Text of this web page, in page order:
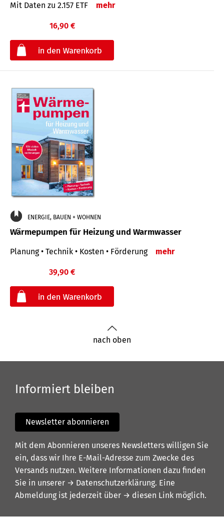
Mit Daten zu 2.157 ETF mehr
16,90 €
ENERGIE, BAUEN + WOHNEN
Wärmepumpen für Heizung und Warmwasser
Planung • Technik • Kosten • Förderung mehr
39,90 €
nach oben
Informiert bleiben
Newsletter abonnieren
Mit dem Abonnieren unseres Newsletters willigen Sie
ein, dass wir Ihre E-Mail-Adresse zum Zwecke des
Versands nutzen. Weitere Informationen dazu finden
Sie in unserer → Datenschutzerklärung. Eine
Abmeldung ist jederzeit über → diesen Link möglich.